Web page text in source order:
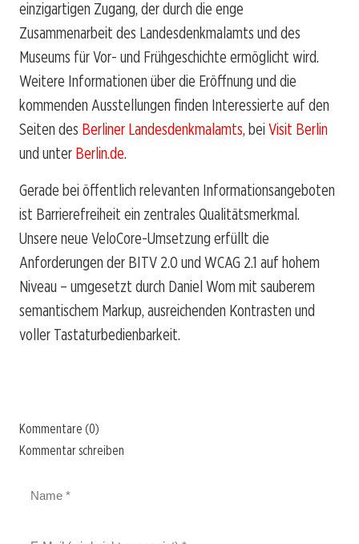
einzigartigen Zugang, der durch die enge
Zusammenarbeit des Landesdenkmalamts und des
Museums für Vor- und Frühgeschichte ermöglicht wird.
Weitere Informationen über die Eröffnung und die
kommenden Ausstellungen finden Interessierte auf den
Seiten des Berliner Landesdenkmalamts, bei Visit Berlin
und unter Berlin.de.
Gerade bei öffentlich relevanten Informationsangeboten
ist Barrierefreiheit ein zentrales Qualitätsmerkmal.
Unsere neue VeloCore-Umsetzung erfüllt die
Anforderungen der BITV 2.0 und WCAG 2.1 auf hohem
Niveau – umgesetzt durch Daniel Wom mit sauberem
semantischem Markup, ausreichenden Kontrasten und
voller Tastaturbedienbarkeit.
Kommentare (0)
Kommentar schreiben